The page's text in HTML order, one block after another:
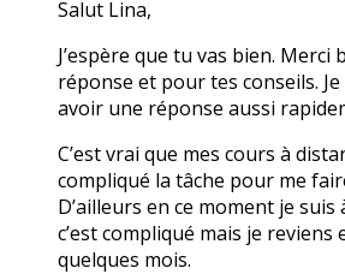
Salut Lina,
J’espère que tu vas bien.
réponse et pour tes conseils.
avoir une réponse aussi
C’est vrai que mes cours à
compliqué la tâche pour me
D’ailleurs en ce moment je suis
c’est compliqué mais je reviens
quelques mois.